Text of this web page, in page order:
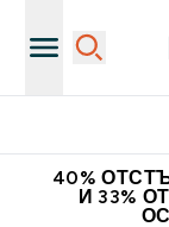
40%
И 33%